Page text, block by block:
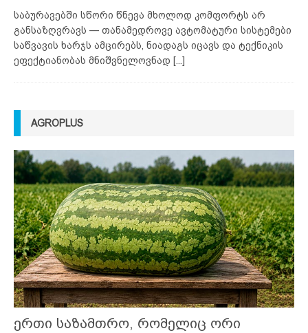
საბურავებში სწორი წნევა მხოლოდ კომფორტს არ
განსაზღვრავს — თანამედროვე ავტომატური სისტემები
საწვავის ხარჯს ამცირებს, ნიადაგს იცავს და ტექნიკის
ეფექტიანობას მნიშვნელოვნად [...]
AGROPLUS
ერთი საზამთრო, რომელიც ორი